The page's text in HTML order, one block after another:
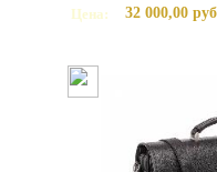
Цена:
32 000,00